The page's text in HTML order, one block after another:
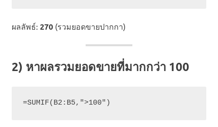
ผลลัพธ์: 270 (รวมยอดขายปากกา)
2) หาผลรวมยอดขายที่มากกว่า 100